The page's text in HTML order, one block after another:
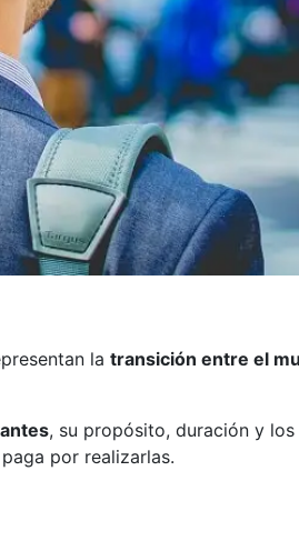
la transición entre el
, su propósito, duración y
por realizarlas.